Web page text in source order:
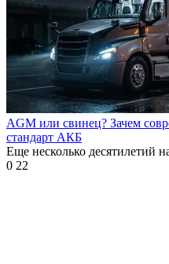
AGM или свинец? Зачем
стандарт АКБ
Еще несколько десятилетий
0 22